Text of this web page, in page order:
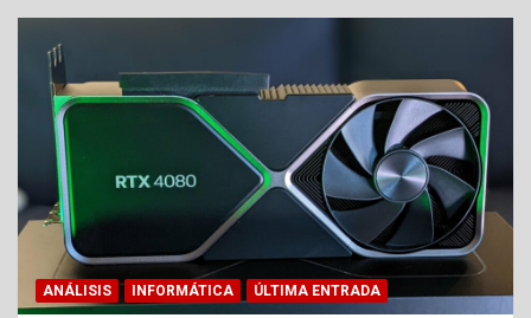
ANÁLISIS INFORMÁTICA ÚLTIMA ENTRADA